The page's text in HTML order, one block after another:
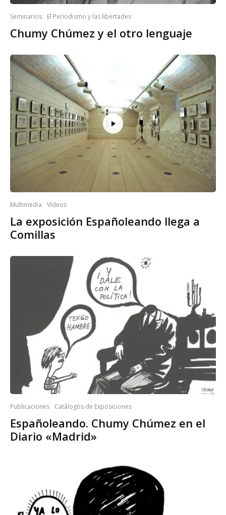
Seminarios El Periodismo y las libertades
Chumy Chúmez y el otro lenguaje
Multimedia Vídeos
La exposición Españoleando llega a
Comillas
Publicaciones Catálogos de Exposiciones
Españoleando. Chumy Chúmez en el
Diario «Madrid»